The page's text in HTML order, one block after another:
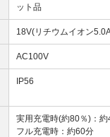
ット品
18V(リチウムイオン
AC100V
IP56
実用充電時(約80％)：約
フル充電時：約60分